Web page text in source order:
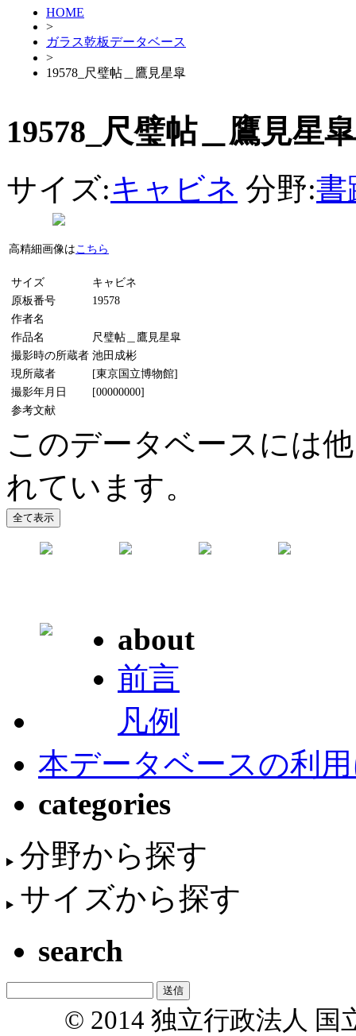
HOME
>
ガラス乾板データベース
>
19578_尺璧帖＿鷹見星皐
19578_尺璧帖＿鷹見星皐
サイズ:キャビネ 分野:書
高精細画像はこちら
サイズ
キャビネ
原板番号
19578
作者名
作品名
尺璧帖＿鷹見星皐
撮影時の所蔵者 池田成彬
現所蔵者
[東京国立博物館]
撮影年月日
[00000000]
参考文献
このデータベースには
れています。
about
前言
凡例
本データベースの利
categories
分野から探す
サイズから探す
search
© 2014 独立行政法人 国